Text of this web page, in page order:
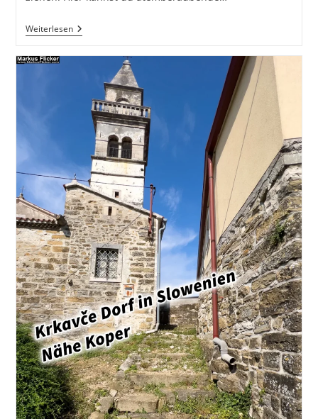
WeiterlesenLänder
Und
Besonderheiten.
Deutschland
Autobahnen
Und
Kulturelle
Highlights.
Frankreich
Den
Alpen
Bis
Zur
Côte
D’Azur.
Spanien
Sonne,
Meer
Und
Siesta.
Italien
Kulinarische
Entdeckungsreisen
Und
Historische
Städte.
Skandinavien:
Wildnis,
Fjorde
Und
Mitternachtssonne.
Osteuropa:
Versteckte